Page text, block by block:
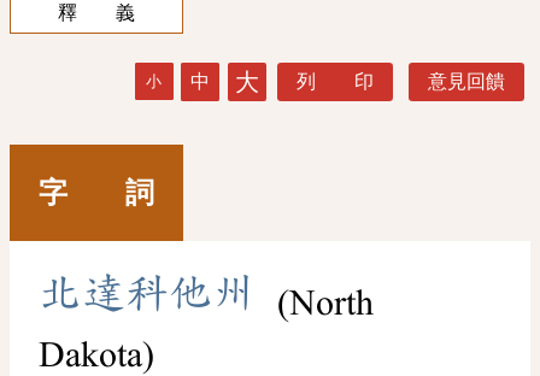
釋 義
小 中 大 列 印 意見回饋
字 詞
北達科他州
(North
Dakota)